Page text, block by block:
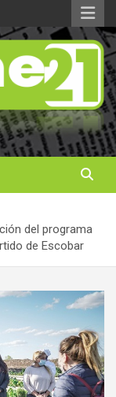
del programa
de Escobar